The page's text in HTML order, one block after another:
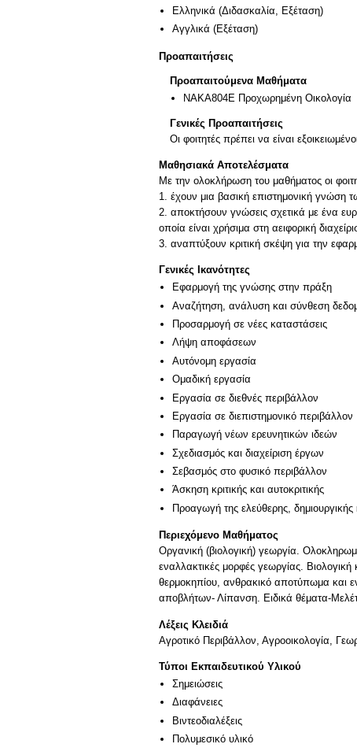
Ελληνικά (Διδασκαλία, Εξέταση)
Αγγλικά (Εξέταση)
Προαπαιτήσεις
Προαπαιτούμενα Μαθήματα
ΝAKA804E Προχωρημένη Οικολογία
Γενικές Προαπαιτήσεις
Οι φοιτητές πρέπει να είναι
Μαθησιακά Αποτελέσματα
Με την ολοκλήρωση του μαθήματος οι
1. έχουν μια βασική επιστημονική γνώση
2. αποκτήσουν γνώσεις σχετικά με ένα
οποία είναι χρήσιμα στη αειφορική
3. αναπτύξουν κριτική σκέψη για την
Γενικές Ικανότητες
Εφαρμογή της γνώσης στην πράξη
Αναζήτηση, ανάλυση και σύνθεση
Προσαρμογή σε νέες καταστάσεις
Λήψη αποφάσεων
Αυτόνομη εργασία
Ομαδική εργασία
Εργασία σε διεθνές περιβάλλον
Εργασία σε διεπιστημονικό περιβάλλον
Παραγωγή νέων ερευνητικών ιδεών
Σχεδιασμός και διαχείριση έργων
Σεβασμός στο φυσικό περιβάλλον
Άσκηση κριτικής και αυτοκριτικής
Προαγωγή της ελεύθερης,
Περιεχόμενο Μαθήματος
Οργανική (βιολογική) γεωργία.
εναλλακτικές μορφές γεωργίας.
θερμοκηπίου, ανθρακικό αποτύπωμα και
αποβλήτων- Λίπανση. Ειδικά θέματα-
Λέξεις Κλειδιά
Αγροτικό Περιβάλλον, Αγρoοικολογία,
Τύποι Εκπαιδευτικού Υλικού
Σημειώσεις
Διαφάνειες
Βιντεοδιαλέξεις
Πολυμεσικό υλικό